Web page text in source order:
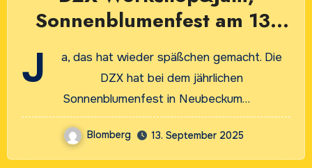
Sonnenblumenfest am 13.
September 2025 in
Neubeckum
J
a, das hat wieder späßchen gemacht. Die
DZX hat bei dem jährlichen
Sonnenblumenfest in Neubeckum…
Blomberg 13. September 2025